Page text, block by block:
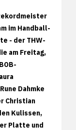
im Handball-
- der THW-
am Freitag,
Dahmke
Christian
Kulissen,
Platte und